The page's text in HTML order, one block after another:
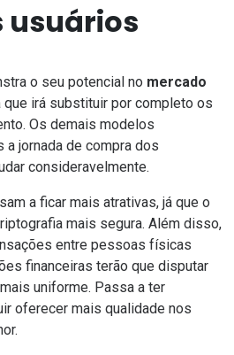
usuários
o seu potencial no mercado
que irá substituir por completo os
Os demais modelos
a jornada de compra dos
consideravelmente.
a ficar mais atrativas, já que o
mais segura. Além disso,
entre pessoas físicas
financeiras terão que disputar
uniforme. Passa a ter
oferecer mais qualidade nos